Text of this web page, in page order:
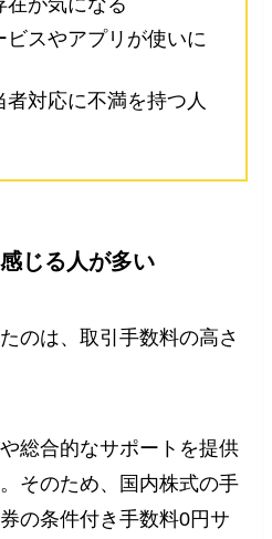
在が気になる
ビスやアプリが使いに
対応に不満を持つ人
じる人が多い
のは、取引手数料の高さ
総合的なサポートを提供
そのため、国内株式の手
の条件付き手数料0円サ